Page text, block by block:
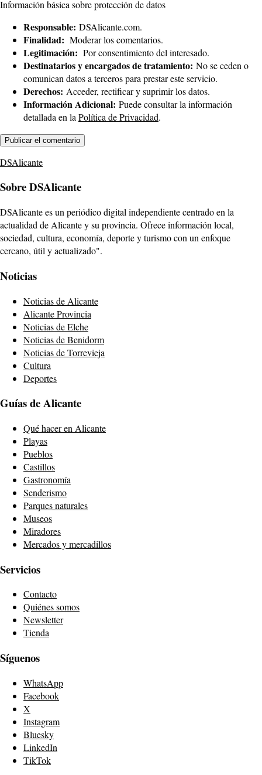
Información básica sobre protección de datos
Responsable: DSAlicante.com.
Finalidad: Moderar los comentarios.
Legitimación: Por consentimiento del interesado.
Destinatarios y encargados de tratamiento: No se ceden o
comunican datos a terceros para prestar este servicio.
Derechos: Acceder, rectificar y suprimir los datos.
Información Adicional: Puede consultar la información
detallada en la Política de Privacidad.
DSAlicante
Sobre DSAlicante
DSAlicante es un periódico digital independiente centrado en la
actualidad de Alicante y su provincia. Ofrece información local,
sociedad, cultura, economía, deporte y turismo con un enfoque
cercano, útil y actualizado".
Noticias
Noticias de Alicante
Alicante Provincia
Noticias de Elche
Noticias de Benidorm
Noticias de Torrevieja
Cultura
Deportes
Guías de Alicante
Qué hacer en Alicante
Playas
Pueblos
Castillos
Gastronomía
Senderismo
Parques naturales
Museos
Miradores
Mercados y mercadillos
Servicios
Contacto
Quiénes somos
Newsletter
Tienda
Síguenos
WhatsApp
Facebook
X
Instagram
Bluesky
LinkedIn
TikTok